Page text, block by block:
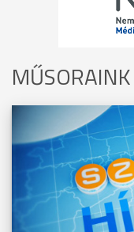
MŰSORAINK